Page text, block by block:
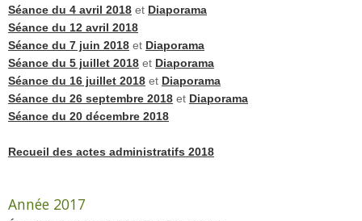
Séance du 4 avril 2018 et Diaporama
Séance du 12 avril 2018
Séance du 7 juin 2018 et Diaporama
Séance du 5 juillet 2018 et Diaporama
Séance du 16 juillet 2018 et Diaporama
Séance du 26 septembre 2018 et Diaporama
Séance du 20 décembre 2018
Recueil des actes administratifs 2018
Année 2017